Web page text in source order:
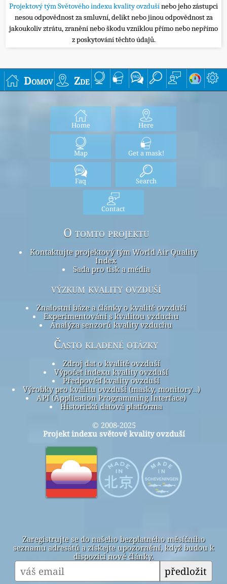
Projektový tým Světového indexu kvality ovzdušínebo jeho zástupci
nesou odpovědnost za smluvní, delikt nebo jinou odpovědnost za
jakoukoliv ztrátu, zranění nebo škodu vzniklou přímo nebo nepřímo
z poskytování těchto údajů.
Domov Zde
Home Here
Map Get a mask!
Faq Search
Contact
O tomto projektu
Kontaktujte projektový tým World Air Quality
Index
Sada pro tisk a média
výzkum kvality ovzduší
Znalostní báze a články o kvalitě ovzduší
Experimentování s kvalitou vzduchu
Analýza senzorů kvality vzduchu
Často kladené otázky
Zdroj dat o kvalitě ovzduší
Výpočet indexu kvality ovzduší
Předpověď kvality ovzduší
Výrobky pro kvalitu ovzduší (masky, monitory…)
API (Application Programming Interface)
Historická datová platforma
© 2008-2025
Projekt indexu světové kvality ovzduší
Zaregistrujte se do našeho bezplatného měsíčního
seznamu adresátů a získejte upozornění, když budou k
dispozici nové články.
předložit